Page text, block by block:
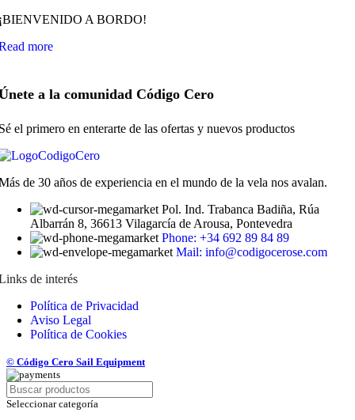
A BORDO!
more
a la comunidad Código Cero
el primero en enterarte de las ofertas y nuevos productos
de 30 años de experiencia en el mundo de la vela nos avalan.
Pol. Ind. Trabanca Badiña, Rúa
Albarrán 8, 36613 Vilagarcía de Arousa, Pontevedra
Phone: +34 692 89 84 89
Mail: info@codigocerose.com
de interés
Política de Privacidad
Aviso Legal
Política de Cookies
© Código Cero Sail Equipment
Seleccionar categoría